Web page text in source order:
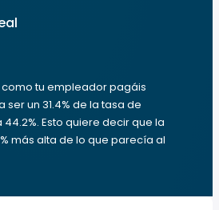
como tu empleador pagáis
un 31.4% de la tasa de
Esto quiere decir que la
más alta de lo que parecía al